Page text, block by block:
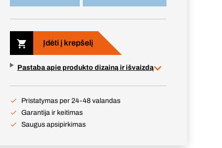
Įdėti į krepšelį
Pastaba apie produkto dizainą ir išvaizdą
Pristatymas per 24-48 valandas
Garantija ir keitimas
Saugus apsipirkimas